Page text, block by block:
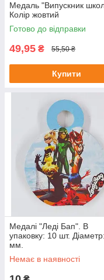
Медаль "Випускник
Колір жовтий
Готово до відправки
49,95 ₴ 55,50 ₴
Купити
Медалі "Леді Бап". В
упаковку: 10 шт.
мм.
Немає в наявності